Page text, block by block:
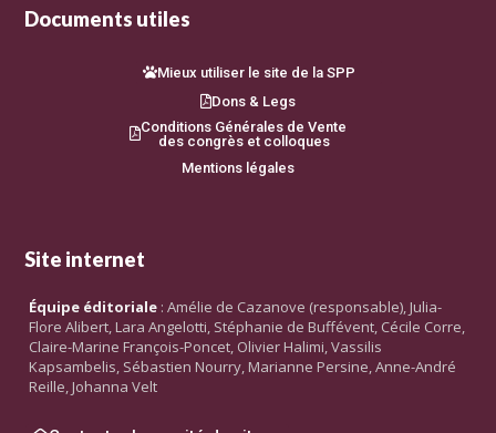
Documents utiles
Mieux utiliser le site de la SPP
Dons & Legs
Conditions Générales de Vente
des congrès et colloques
Mentions légales
Site internet
Équipe éditoriale : Amélie de Cazanove (responsable), Julia-
Flore Alibert, Lara Angelotti, Stéphanie de Buffévent, Cécile Corre,
Claire-Marine François-Poncet, Olivier Halimi, Vassilis
Kapsambelis, Sébastien Nourry, Marianne Persine, Anne-André
Reille, Johanna Velt